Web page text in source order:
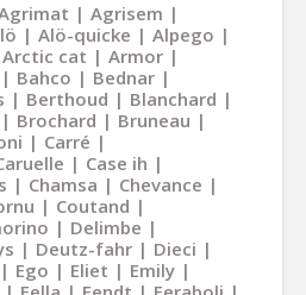
Agrisem
Alö-quicke
Alpego
Arctic cat
Armor
Bahco
Bednar
Berthoud
Blanchard
Brochard
Bruneau
Carré
Case ih
Chamsa
Chevance
Coutand
Delimbe
Deutz-fahr
Dieci
Ego Eliet
Emily